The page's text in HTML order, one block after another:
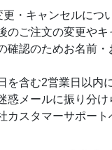
・キャンセルにつ
のご注文の変更や
確認のためお名前
含む2営業日以内
メールに振り分け
カスタマーサポー